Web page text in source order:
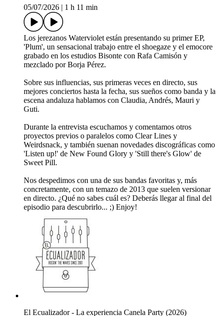
05/07/2026
1 h 11 min
Los jerezanos Waterviolet están presentando su primer EP,
'Plum', un sensacional trabajo entre el shoegaze y el emocore
grabado en los estudios Bisonte con Rafa Camisón y
mezclado por Borja Pérez.
Sobre sus influencias, sus primeras veces en directo, sus
mejores conciertos hasta la fecha, sus sueños como banda y la
escena andaluza hablamos con Claudia, Andrés, Mauri y
Guti.
Durante la entrevista escuchamos y comentamos otros
proyectos previos o paralelos como Clear Lines y
Weirdsnack, y también suenan novedades discográficas como
'Listen up!' de New Found Glory y 'Still there's Glow' de
Sweet Pill.
Nos despedimos con una de sus bandas favoritas y, más
concretamente, con un temazo de 2013 que suelen versionar
en directo. ¿Qué no sabes cuál es? Deberás llegar al final del
episodio para descubrirlo... ;) Enjoy!
El Ecualizador - La experiencia Canela Party (2026)